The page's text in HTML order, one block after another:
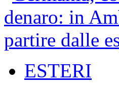
ESTERI